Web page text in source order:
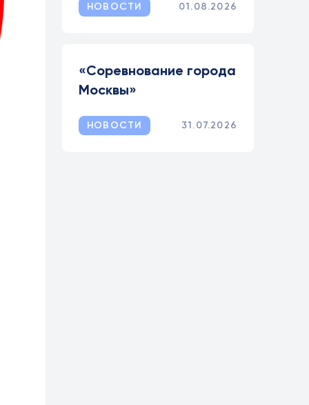
НОВОСТИ 01.08.2026
«Соревнование города
Москвы»
НОВОСТИ 31.07.2026